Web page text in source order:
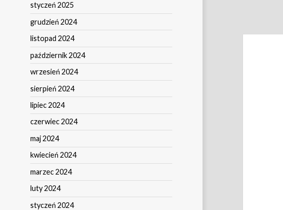
styczeń 2025
grudzień 2024
listopad 2024
październik 2024
wrzesień 2024
sierpień 2024
lipiec 2024
czerwiec 2024
maj 2024
kwiecień 2024
marzec 2024
luty 2024
styczeń 2024